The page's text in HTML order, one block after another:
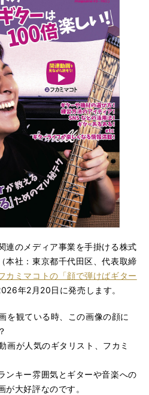
連のメディア事業を手掛ける株式
本社：東京都千代田区、代表取締
カミマコトの「顔で弾けばギター
年2月20日に発売します。
を観ている時、この画像の顔に
画が人気のギタリスト、フカミ
ンキー雰囲気とギターや音楽への
大好評なのです。